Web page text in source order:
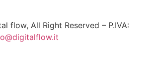
flow, All Right Reserved – P.IVA: